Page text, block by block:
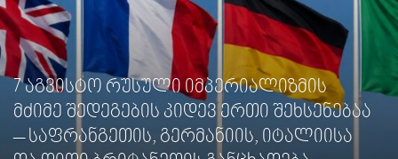
7 აგვისტო რუსული იმპერიალიზმის
მძიმე შედეგების კიდევ ერთი შეხსენებაა
– საფრანგეთის, გერმანიის, იტალიისა